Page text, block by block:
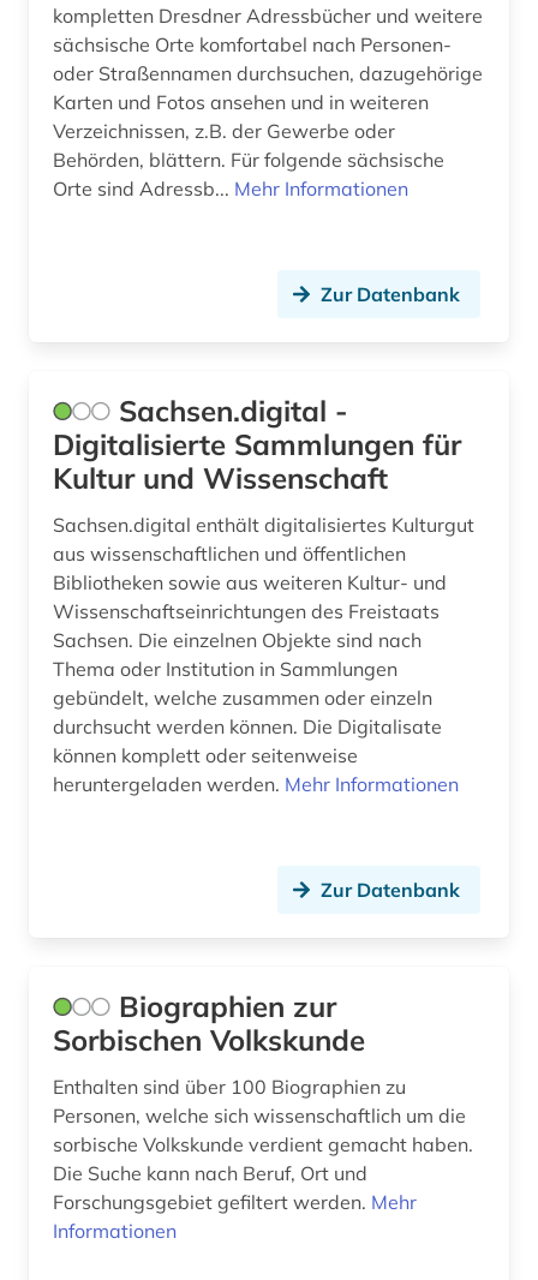
kompletten Dresdner Adressbücher und weitere
sächsische Orte komfortabel nach Personen-
oder Straßennamen durchsuchen, dazugehörige
Karten und Fotos ansehen und in weiteren
Verzeichnissen, z.B. der Gewerbe oder
Behörden, blättern. Für folgende sächsische
Orte sind Adressb... Mehr Informationen
Zur Datenbank
Sachsen.digital -
Digitalisierte Sammlungen für
Kultur und Wissenschaft
Sachsen.digital enthält digitalisiertes Kulturgut
aus wissenschaftlichen und öffentlichen
Bibliotheken sowie aus weiteren Kultur- und
Wissenschaftseinrichtungen des Freistaats
Sachsen. Die einzelnen Objekte sind nach
Thema oder Institution in Sammlungen
gebündelt, welche zusammen oder einzeln
durchsucht werden können. Die Digitalisate
können komplett oder seitenweise
heruntergeladen werden. Mehr Informationen
Zur Datenbank
Biographien zur
Sorbischen Volkskunde
Enthalten sind über 100 Biographien zu
Personen, welche sich wissenschaftlich um die
sorbische Volkskunde verdient gemacht haben.
Die Suche kann nach Beruf, Ort und
Forschungsgebiet gefiltert werden. Mehr
Informationen